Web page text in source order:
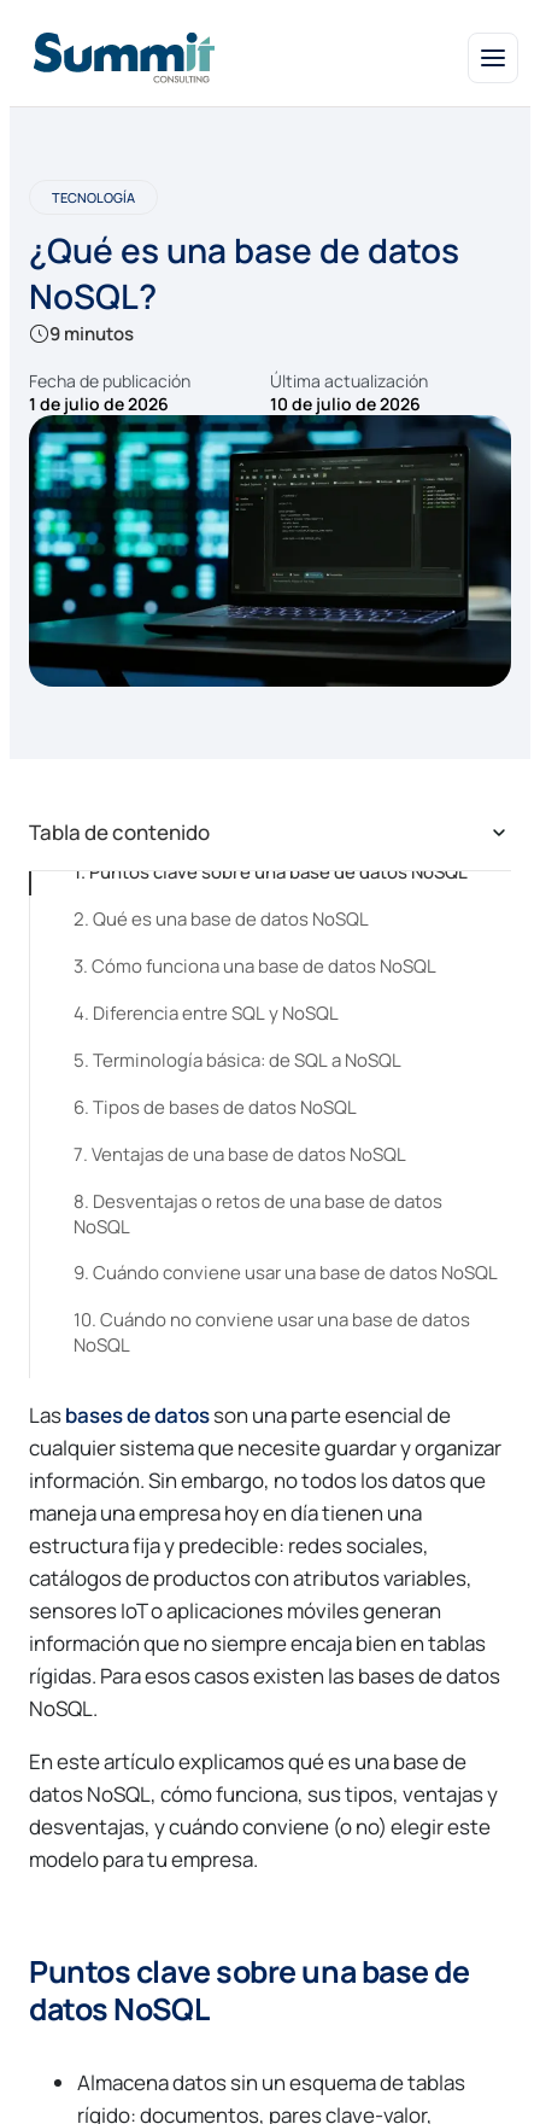
TECNOLOGÍA
¿Qué es una base de datos
NoSQL?
9 minutos
Fecha de publicación
1 de julio de 2026
Última actualización
10 de julio de 2026
Lasbases de datosson una parte esencial de
cualquier sistema que necesite guardar y organizar
información. Sin embargo, no todos los datos que
maneja una empresa hoy en día tienen una
estructura fija y predecible: redes sociales,
catálogos de productos con atributos variables,
sensores IoT o aplicaciones móviles generan
información que no siempre encaja bien en tablas
rígidas. Para esos casos existen las bases de datos
NoSQL.
En este artículo explicamos qué es una base de
datos NoSQL, cómo funciona, sus tipos, ventajas y
desventajas, y cuándo conviene (o no) elegir este
modelo para tu empresa.
Puntos clave sobre una base de
datos NoSQL
Almacena datos sin un esquema de tablas
rígido: documentos, pares clave-valor,
Tabla de contenido
Puntos clave sobre una base de datos NoSQL
Qué es una base de datos NoSQL
Cómo funciona una base de datos NoSQL
Diferencia entre SQL y NoSQL
Terminología básica: de SQL a NoSQL
Tipos de bases de datos NoSQL
Ventajas de una base de datos NoSQL
Desventajas o retos de una base de datos
NoSQL
Cuándo conviene usar una base de datos NoSQL
Cuándo no conviene usar una base de datos
NoSQL
NoSQL en aplicaciones cloud y modernas
Qué debe evaluar una empresa antes de
implementar NoSQL
Rol del DBA y gestión de una base de datos
NoSQL
Errores comunes al implementar NoSQL
Conclusión